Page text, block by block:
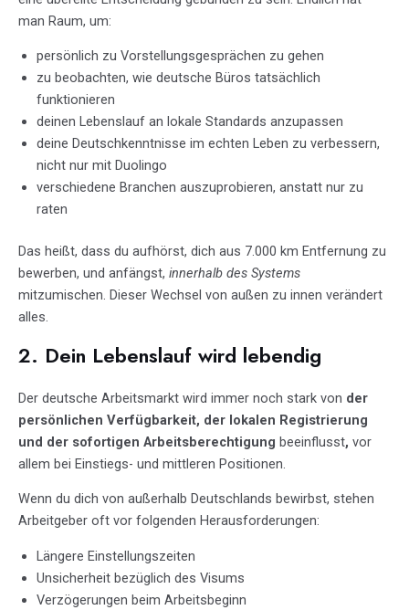
man Raum, um:
persönlich zu Vorstellungsgesprächen zu gehen
zu beobachten, wie deutsche Büros tatsächlich
funktionieren
deinen Lebenslauf an lokale Standards anzupassen
deine Deutschkenntnisse im echten Leben zu verbessern,
nicht nur mit Duolingo
verschiedene Branchen auszuprobieren, anstatt nur zu
raten
Das heißt, dass du aufhörst, dich aus 7.000 km Entfernung zu
bewerben, und anfängst, innerhalb des Systems
mitzumischen. Dieser Wechsel von außen zu innen verändert
alles.
2. Dein Lebenslauf wird lebendig
Der deutsche Arbeitsmarkt wird immer noch stark von der
persönlichen Verfügbarkeit, der lokalen Registrierung
und der sofortigen Arbeitsberechtigung beeinflusst, vor
allem bei Einstiegs- und mittleren Positionen.
Wenn du dich von außerhalb Deutschlands bewirbst, stehen
Arbeitgeber oft vor folgenden Herausforderungen:
Längere Einstellungszeiten
Unsicherheit bezüglich des Visums
Verzögerungen beim Arbeitsbeginn